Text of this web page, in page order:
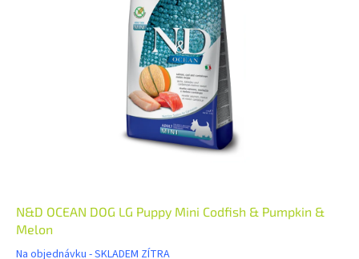
N&D OCEAN DOG LG Puppy Mini Codfish & Pumpkin &
Melon
Na objednávku - SKLADEM ZÍTRA